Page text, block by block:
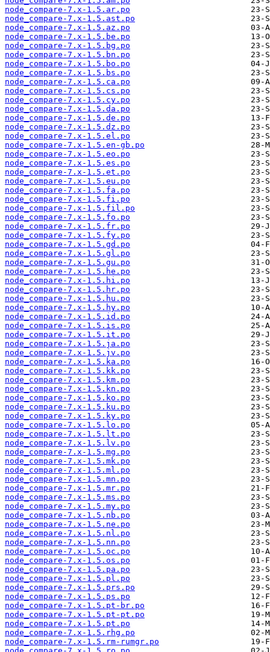
node_compare-7.x-1.5.ar.po
node_compare-7.x-1.5.ast.po
node_compare-7.x-1.5.az.po
node_compare-7.x-1.5.be.po
node_compare-7.x-1.5.bg.po
node_compare-7.x-1.5.bn.po
node_compare-7.x-1.5.bo.po
node_compare-7.x-1.5.bs.po
node_compare-7.x-1.5.ca.po
node_compare-7.x-1.5.cs.po
node_compare-7.x-1.5.cy.po
node_compare-7.x-1.5.da.po
node_compare-7.x-1.5.de.po
node_compare-7.x-1.5.dz.po
node_compare-7.x-1.5.el.po
node_compare-7.x-1.5.en-gb.po
node_compare-7.x-1.5.eo.po
node_compare-7.x-1.5.es.po
node_compare-7.x-1.5.et.po
node_compare-7.x-1.5.eu.po
node_compare-7.x-1.5.fa.po
node_compare-7.x-1.5.fi.po
node_compare-7.x-1.5.fil.po
node_compare-7.x-1.5.fo.po
node_compare-7.x-1.5.fr.po
node_compare-7.x-1.5.fy.po
node_compare-7.x-1.5.gd.po
node_compare-7.x-1.5.gl.po
node_compare-7.x-1.5.gu.po
node_compare-7.x-1.5.he.po
node_compare-7.x-1.5.hi.po
node_compare-7.x-1.5.hr.po
node_compare-7.x-1.5.hu.po
node_compare-7.x-1.5.hy.po
node_compare-7.x-1.5.id.po
node_compare-7.x-1.5.is.po
node_compare-7.x-1.5.it.po
node_compare-7.x-1.5.ja.po
node_compare-7.x-1.5.jv.po
node_compare-7.x-1.5.ka.po
node_compare-7.x-1.5.kk.po
node_compare-7.x-1.5.km.po
node_compare-7.x-1.5.kn.po
node_compare-7.x-1.5.ko.po
node_compare-7.x-1.5.ku.po
node_compare-7.x-1.5.ky.po
node_compare-7.x-1.5.lo.po
node_compare-7.x-1.5.lt.po
node_compare-7.x-1.5.lv.po
node_compare-7.x-1.5.mg.po
node_compare-7.x-1.5.mk.po
node_compare-7.x-1.5.ml.po
node_compare-7.x-1.5.mn.po
node_compare-7.x-1.5.mr.po
node_compare-7.x-1.5.ms.po
node_compare-7.x-1.5.my.po
node_compare-7.x-1.5.nb.po
node_compare-7.x-1.5.ne.po
node_compare-7.x-1.5.nl.po
node_compare-7.x-1.5.nn.po
node_compare-7.x-1.5.oc.po
node_compare-7.x-1.5.os.po
node_compare-7.x-1.5.pa.po
node_compare-7.x-1.5.pl.po
node_compare-7.x-1.5.prs.po
node_compare-7.x-1.5.ps.po
node_compare-7.x-1.5.pt-br.po
node_compare-7.x-1.5.pt-pt.po
node_compare-7.x-1.5.pt.po
node_compare-7.x-1.5.rhg.po
node_compare-7.x-1.5.rm-rumgr.po